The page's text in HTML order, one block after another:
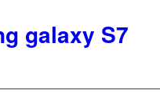
galaxy S7